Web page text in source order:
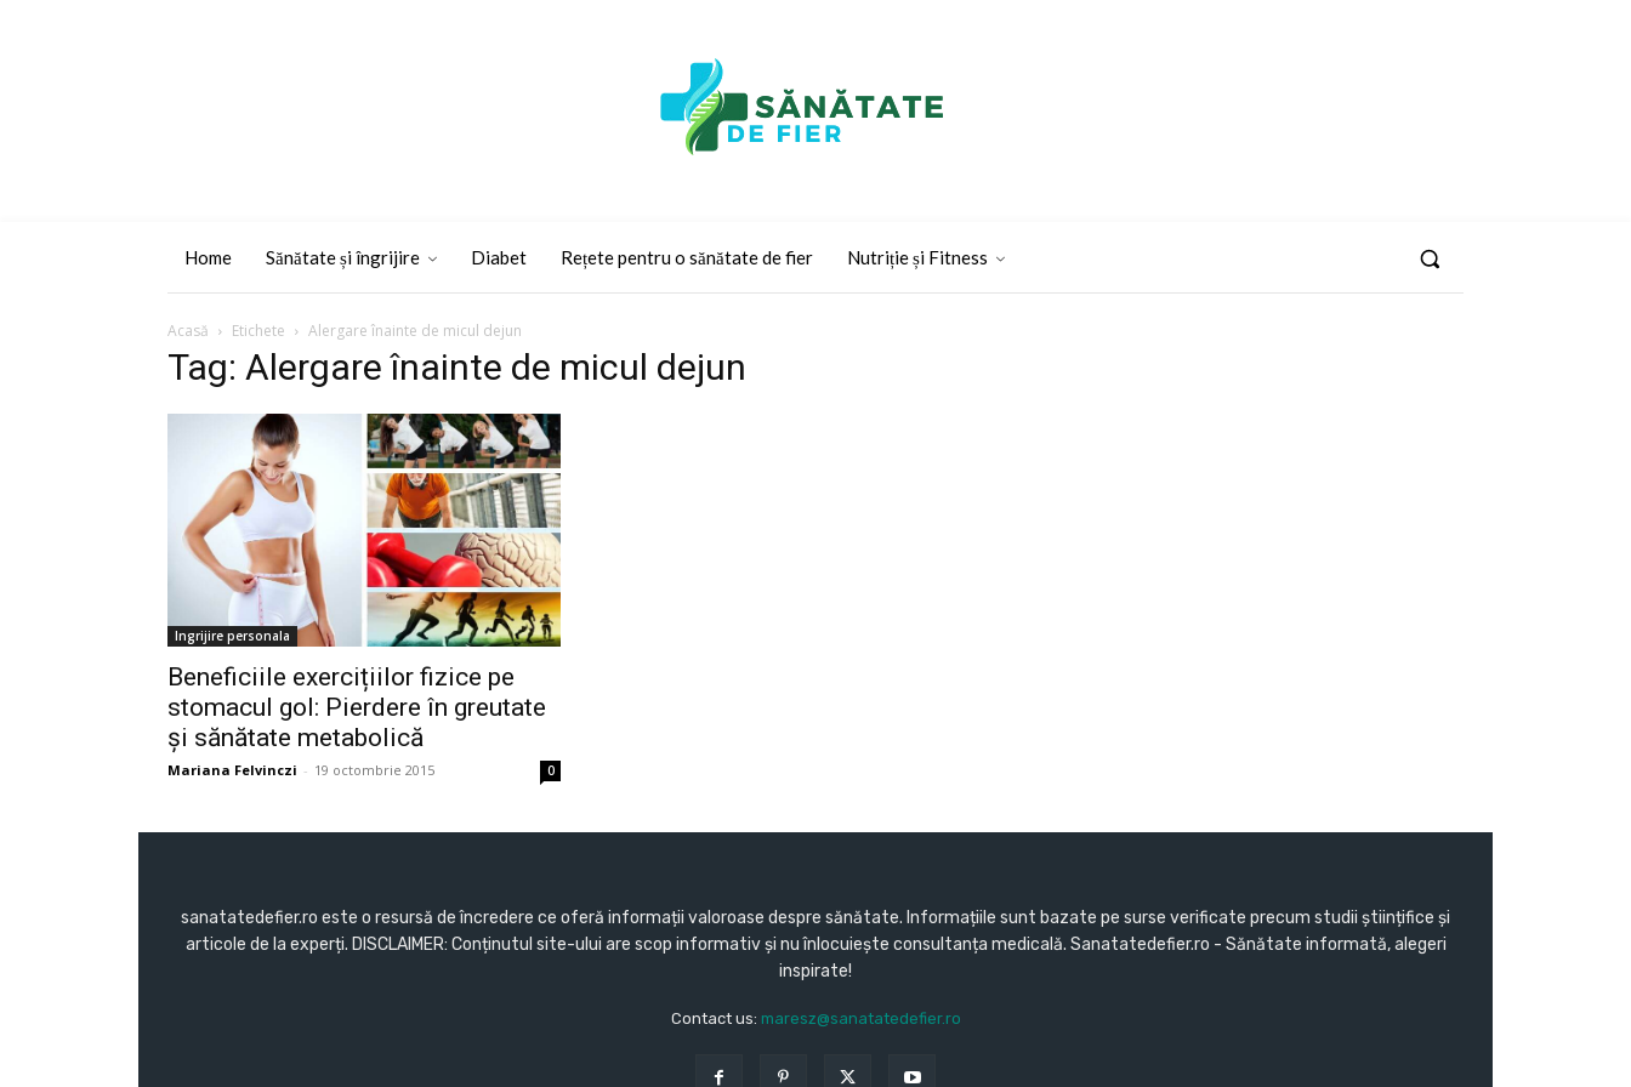
Home Sănătate și îngrijire Diabet Rețete pentru o sănătate de fier Nutriție și Fitness
Acasă Etichete Alergare înainte de micul dejun
Tag: Alergare înainte de micul dejun
Ingrijire personala
Beneficiile exercițiilor fizice pe
stomacul gol: Pierdere în greutate
și sănătate metabolică
Mariana Felvinczi - 19 octombrie 2015 0
sanatatedefier.ro este o resursă de încredere ce oferă informații valoroase despre sănătate. Informațiile sunt bazate pe surse verificate precum studii științifice și
articole de la experți. DISCLAIMER: Conținutul site-ului are scop informativ și nu înlocuiește consultanța medicală. Sanatatedefier.ro - Sănătate informată, alegeri
inspirate!
Contact us: maresz@sanatatedefier.ro